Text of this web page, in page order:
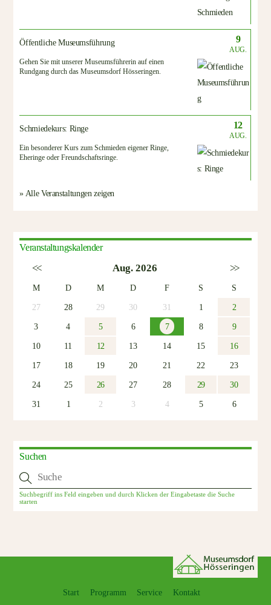
Öffentliche Museumsführung 9
AUG.
Gehen Sie mit unserer Museumsführerin auf einen
Rundgang durch das Museumsdorf Hösseringen.
Schmiedekurs: Ringe 12
AUG.
Ein besonderer Kurs zum Schmieden eigener Ringe,
Eheringe oder Freundschaftsringe.
» Alle Veranstaltungen zeigen
Veranstaltungskalender
<< Aug. 2026 >>
M D M D F S
S
27
28 29 30 31 1
2
3
4 5 6 7 8
9
10
11 12 13 14 15
16
17
18 19 20 21 22
23
24
25 26 27 28 29
30
31
1 2 3 4 5 6
Suchen
Start Programm Service
Kontakt